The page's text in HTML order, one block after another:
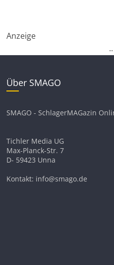
Anzeige
..
Über SMAGO
SMAGO - SchlagerMAGazin
Tichler Media UG
Max-Planck-Str. 7
D- 59423 Unna
Kontakt: info@smago.de